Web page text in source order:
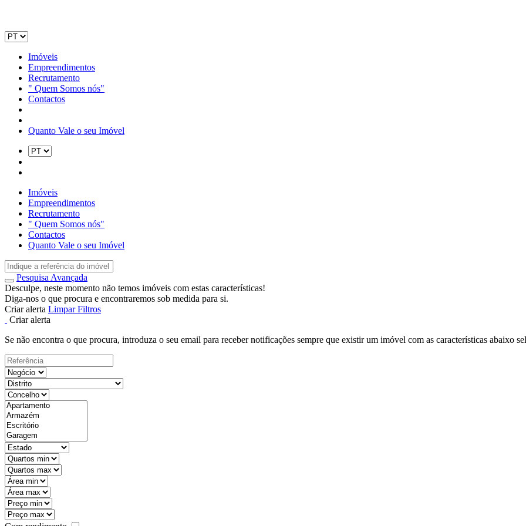
Imóveis
Empreendimentos
Recrutamento
" Quem Somos nós"
Contactos
Quanto Vale o seu Imóvel
Imóveis
Empreendimentos
Recrutamento
" Quem Somos nós"
Contactos
Quanto Vale o seu Imóvel
Pesquisa Avançada
Desculpe, neste momento não temos imóveis com estas características!
Diga-nos o que procura e encontraremos sob medida para si.
Criar alerta Limpar Filtros
Criar alerta
Se não encontra o que procura, introduza o seu email para receber notificações sempre que existir um imóvel com as características abaixo